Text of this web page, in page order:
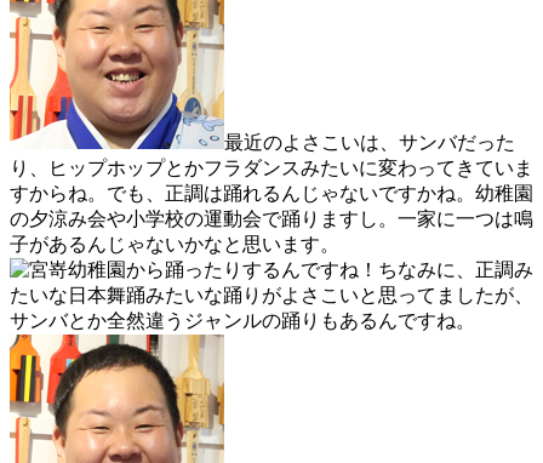
最近のよさこいは、サンバだった
り、ヒップホップとかフラダンスみたいに変わってきていま
すからね。でも、正調は踊れるんじゃないですかね。幼稚園
の夕涼み会や小学校の運動会で踊りますし。一家に一つは鳴
子があるんじゃないかなと思います。
幼稚園から踊ったりするんですね！ちなみに、正調み
たいな日本舞踊みたいな踊りがよさこいと思ってましたが、
サンバとか全然違うジャンルの踊りもあるんですね。